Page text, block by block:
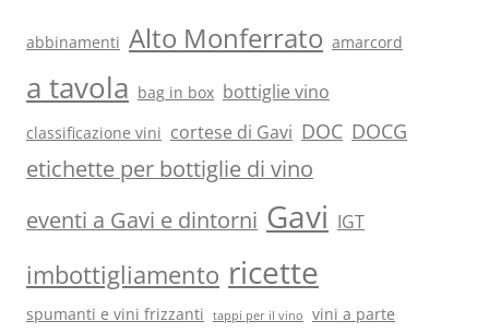
abbinamenti Alto Monferrato amarcord
a tavola bag in box bottiglie vino
classificazione vini cortese di Gavi DOC DOCG
etichette per bottiglie di vino
eventi a Gavi e dintorni Gavi IGT
imbottigliamento ricette
spumanti e vini frizzanti tappi per il vino vini a parte